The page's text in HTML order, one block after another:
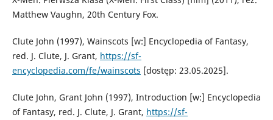
Matthew Vaughn, 20th Century Fox.
Clute John (1997), Wainscots [w:] Encyclopedia of Fantasy,
red. J. Clute, J. Grant, https://sf-
encyclopedia.com/fe/wainscots [dostęp: 23.05.2025].
Clute John, Grant John (1997), Introduction [w:] Encyclopedia
of Fantasy, red. J. Clute, J. Grant, https://sf-